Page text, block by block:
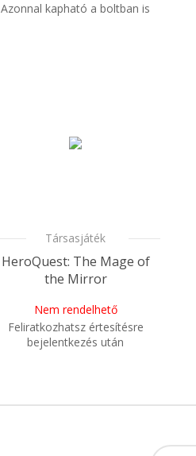
Azonnal kapható a boltban is
Társasjáték
HeroQuest: The Mage of
the Mirror
Nem rendelhető
Feliratkozhatsz értesítésre
bejelentkezés után